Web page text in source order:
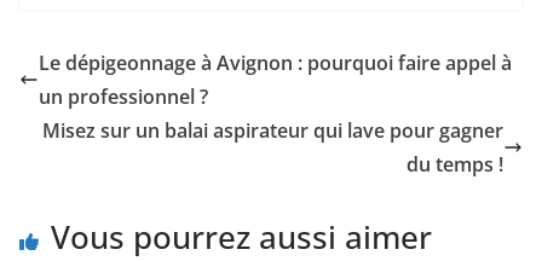
Le dépigeonnage à Avignon : pourquoi faire appel à
un professionnel ?
Misez sur un balai aspirateur qui lave pour gagner
du temps !
Vous pourrez aussi aimer